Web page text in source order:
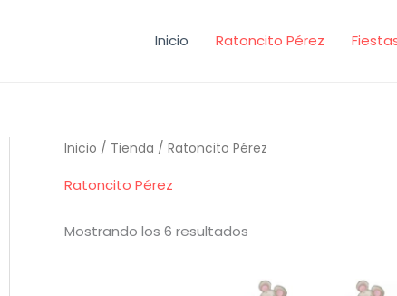
Inicio Ratoncito Pérez
Inicio / Tienda / Ratoncito Pérez
Ratoncito Pérez
Mostrando los 6 resultados